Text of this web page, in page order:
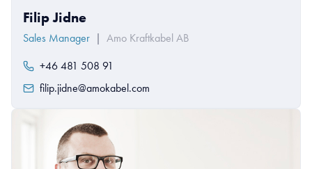
Filip Jidne
Sales Manager | Amo Kraftkabel AB
+46 481 508 91
filip.jidne@amokabel.com